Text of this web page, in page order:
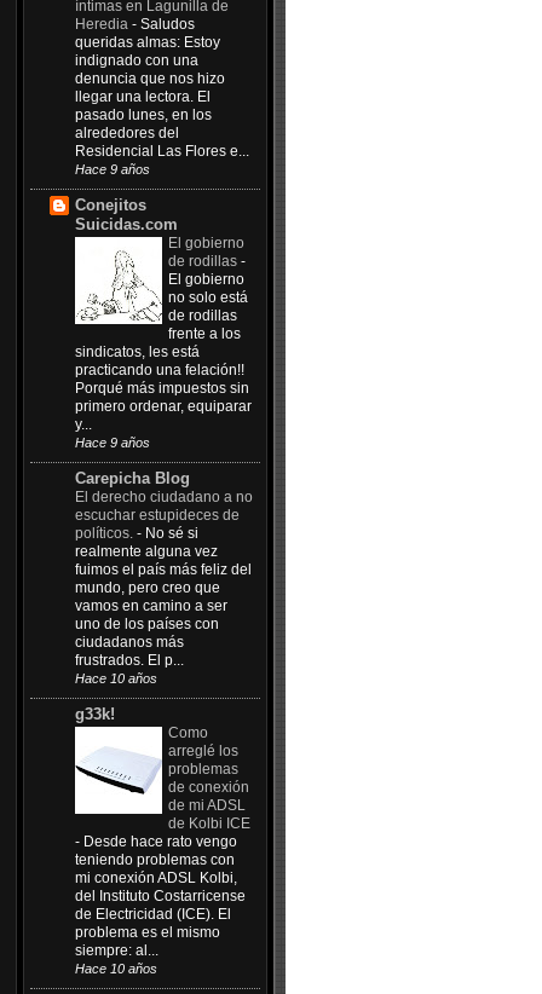
íntimas en Lagunilla de
Heredia - Saludos
queridas almas: Estoy
indignado con una
denuncia que nos hizo
llegar una lectora. El
pasado lunes, en los
alrededores del
Residencial Las Flores e...
Hace 9 años
Conejitos
Suicidas.com
El gobierno
de rodillas -
El gobierno
no solo está
de rodillas
frente a los
sindicatos, les está
practicando una felación!!
Porqué más impuestos sin
primero ordenar, equiparar
y...
Hace 9 años
Carepicha Blog
El derecho ciudadano a no
escuchar estupideces de
políticos. - No sé si
realmente alguna vez
fuimos el país más feliz del
mundo, pero creo que
vamos en camino a ser
uno de los países con
ciudadanos más
frustrados. El p...
Hace 10 años
g33k!
Como
arreglé los
problemas
de conexión
de mi ADSL
de Kolbi ICE
- Desde hace rato vengo
teniendo problemas con
mi conexión ADSL Kolbi,
del Instituto Costarricense
de Electricidad (ICE). El
problema es el mismo
siempre: al...
Hace 10 años